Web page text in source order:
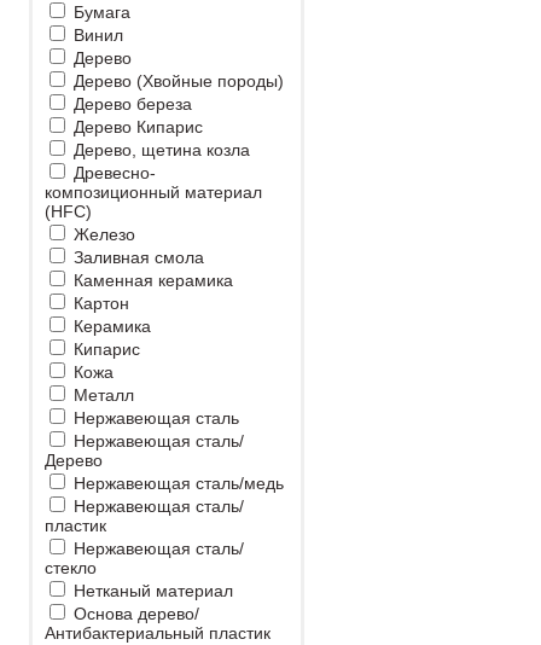
Бумага
Винил
Дерево
Дерево (Хвойные породы)
Дерево береза
Дерево Кипарис
Дерево, щетина козла
Древесно-
композиционный материал
(HFC)
Железо
Заливная смола
Каменная керамика
Картон
Керамика
Кипарис
Кожа
Металл
Нержавеющая сталь
Нержавеющая сталь/
Дерево
Нержавеющая сталь/медь
Нержавеющая сталь/
пластик
Нержавеющая сталь/
стекло
Нетканый материал
Основа дерево/
Антибактериальный пластик